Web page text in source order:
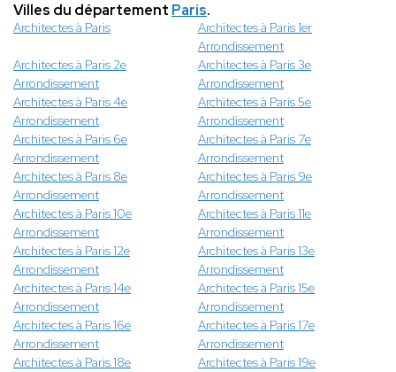
Villes du département Paris.
Architectes à Paris
Architectes à Paris 1er
Arrondissement
Architectes à Paris 2e
Arrondissement
Architectes à Paris 3e
Arrondissement
Architectes à Paris 4e
Arrondissement
Architectes à Paris 5e
Arrondissement
Architectes à Paris 6e
Arrondissement
Architectes à Paris 7e
Arrondissement
Architectes à Paris 8e
Arrondissement
Architectes à Paris 9e
Arrondissement
Architectes à Paris 10e
Arrondissement
Architectes à Paris 11e
Arrondissement
Architectes à Paris 12e
Arrondissement
Architectes à Paris 13e
Arrondissement
Architectes à Paris 14e
Arrondissement
Architectes à Paris 15e
Arrondissement
Architectes à Paris 16e
Arrondissement
Architectes à Paris 17e
Arrondissement
Architectes à Paris 18e
Architectes à Paris 19e